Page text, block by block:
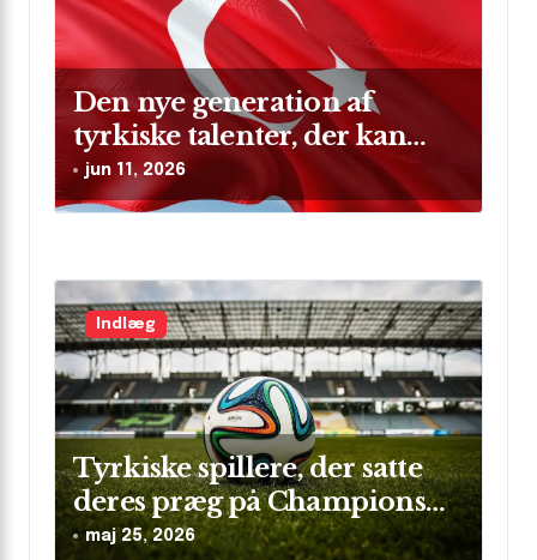
n
Den nye generation af
tyrkiske talenter, der kan
skinne på verdensscenen
jun 11, 2026
Indlæg
Tyrkiske spillere, der satte
deres præg på Champions
League
maj 25, 2026